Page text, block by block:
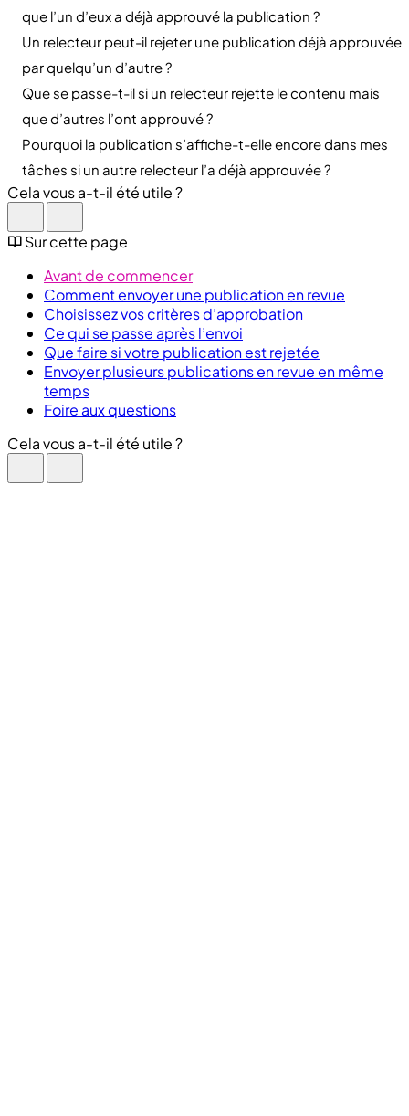
que l’un d’eux a déjà approuvé la publication ?
Un relecteur peut-il rejeter une publication déjà approuvée
par quelqu’un d’autre ?
Que se passe-t-il si un relecteur rejette le contenu mais
que d’autres l’ont approuvé ?
Pourquoi la publication s’affiche-t-elle encore dans mes
tâches si un autre relecteur l’a déjà approuvée ?
Cela vous a-t-il été utile ?
Sur cette page
Avant de commencer
Comment envoyer une publication en revue
Choisissez vos critères d’approbation
Ce qui se passe après l’envoi
Que faire si votre publication est rejetée
Envoyer plusieurs publications en revue en même
temps
Foire aux questions
Cela vous a-t-il été utile ?